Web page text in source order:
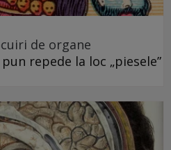
de organe
repede la loc „piesele”